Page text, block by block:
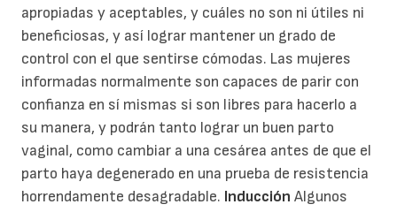
apropiadas y aceptables, y cuáles no son ni útiles ni
beneficiosas, y así lograr mantener un grado de
control con el que sentirse cómodas. Las mujeres
informadas normalmente son capaces de parir con
confianza en sí mismas si son libres para hacerlo a
su manera, y podrán tanto lograr un buen parto
vaginal, como cambiar a una cesárea antes de que el
parto haya degenerado en una prueba de resistencia
horrendamente desagradable. Inducción Algunos